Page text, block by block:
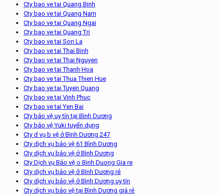
Cty bao ve tai Quang Binh
Cty bao ve tai Quang Nam
Cty bao ve tai Quang Ngai
Cty bao ve tai Quang Tri
Cty bao ve tai Son La
Cty bao ve tai Thai Binh
Cty bao ve tai Thai Nguyen
Cty bao ve tai Thanh Hoa
Cty bao ve tai Thua Thien Hue
Cty bao ve tai Tuyen Quang
Cty bao ve tai Vinh Phuc
Cty bao ve tai Yen Bai
Cty bảo vệ uy tín tại Bình Dương
Cty bảo vệ Yuki tuyển dụng
Cty d vụ b vệ ở Bình Dương 247
Cty dịch vụ bảo vệ 61 Bình Dương
Cty dịch vụ bảo vệ ở Bình Dương
Cty Dịch vụ Bảo vệ o Binh Duong Gia re
Cty dịch vụ bảo vệ ở Bình Dương rẻ
Cty dịch vụ bảo vệ ở Bình Dương uy tín
Cty dịch vụ bảo vệ tại Bình Dương giá rẻ